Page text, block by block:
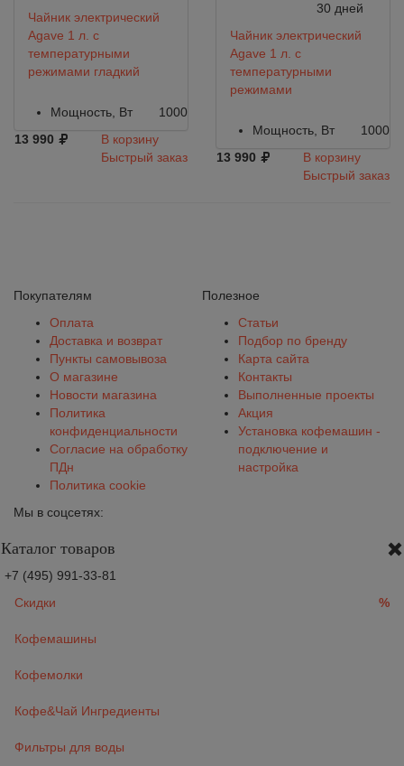
Чайник электрический
Agave 1 л. c
температурными
режимами гладкий
Мощность, Вт
1000
13 990
В корзину
Быстрый заказ
30 дней
Чайник электрический
Agave 1 л. c
температурными
режимами
Мощность, Вт
1000
13 990
В корзину
Быстрый заказ
Покупателям
Оплата
Доставка и возврат
Пункты самовывоза
О магазине
Новости магазина
Политика
конфиденциальности
Согласие на обработку
ПДн
Политика cookie
Полезное
Статьи
Подбор по бренду
Карта сайта
Контакты
Выполненные проекты
Акция
Установка кофемашин -
подключение и
настройка
Мы в соцсетях:
Каталог товаров
+7 (495) 991-33-81
Скидки
%
Кофемашины
Кофемолки
Кофе&Чай Ингредиенты
Фильтры для воды